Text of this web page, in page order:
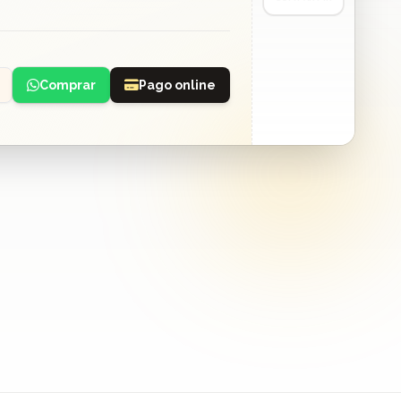
Comprar Pago online